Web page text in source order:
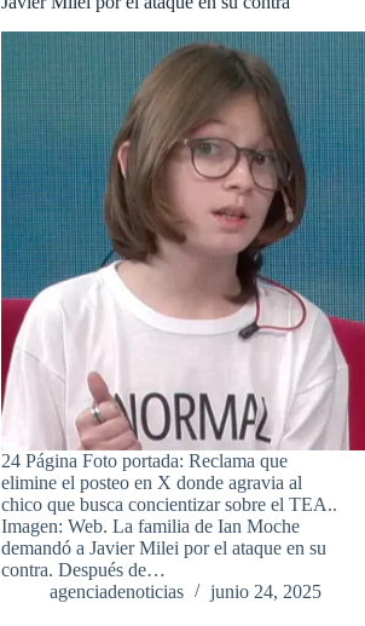
24 Página Foto portada: Reclama que
elimine el posteo en X donde agravia al
chico que busca concientizar sobre el TEA..
Imagen: Web. La familia de Ian Moche
demandó a Javier Milei por el ataque en su
contra. Después de…
agenciadenoticias
junio 24, 2025